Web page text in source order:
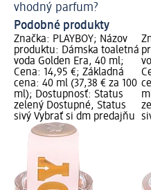
vhodný parfum?
Podobné produkty
Značka: PLAYBOY; Názov
produktu: Dámska toaletná
voda Golden Era, 40 ml;
Cena: 14,95 €; Základná
cena: 40 ml (37,38 € za 100
ml); Dostupnosť: Status
zelený Dostupné, Status
sivý Vybrať si dm predajňu